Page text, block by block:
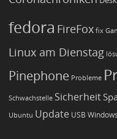
fedora FireFox fix
Linux am Dienstag
Pinephone Probleme
Schwachstelle Sicherheit
Ubuntu Update USB Windows